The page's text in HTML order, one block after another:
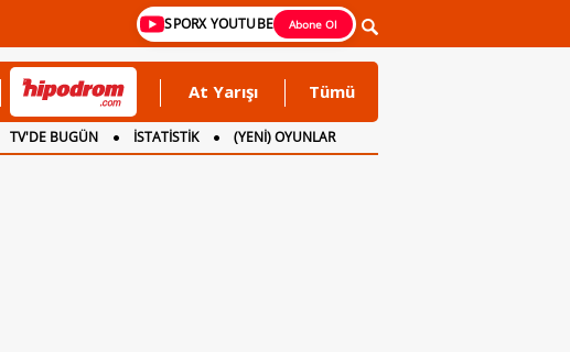
SPORX YOUTUBE Abone Ol
At Yarışı Tümü
TV'DE BUGÜN İSTATİSTİK
(YENİ) OYUNLAR